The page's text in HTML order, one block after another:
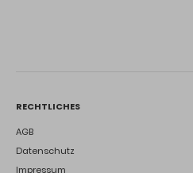
RECHTLICHES
AGB
Datenschutz
Impressum